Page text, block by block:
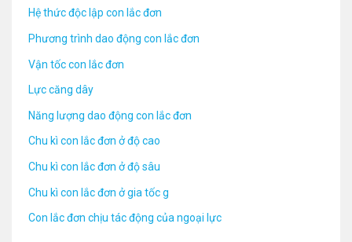
Hệ thức độc lập con lắc đơn
Phương trình dao động con lắc đơn
Vận tốc con lắc đơn
Lực căng dây
Năng lượng dao động con lắc đơn
Chu kì con lắc đơn ở độ cao
Chu kì con lắc đơn ở độ sâu
Chu kì con lắc đơn ở gia tốc g
Con lắc đơn chịu tác động của ngoại lực